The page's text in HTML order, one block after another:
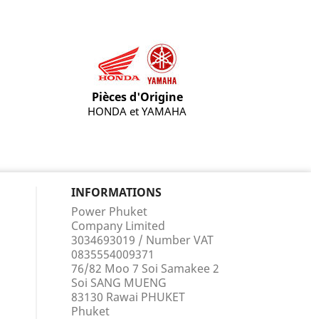
Pièces d'Origine
HONDA et YAMAHA
INFORMATIONS
Power Phuket
Company Limited
3034693019 / Number VAT
0835554009371
76/82 Moo 7 Soi Samakee 2
Soi SANG MUENG
83130 Rawai PHUKET
Phuket